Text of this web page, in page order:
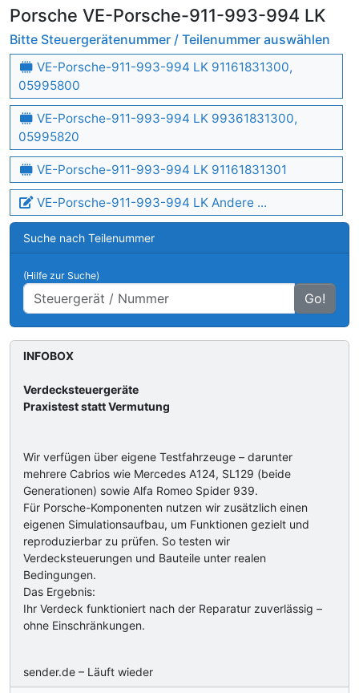
Porsche VE-Porsche-911-993-994 LK
Bitte Steuergerätenummer / Teilenummer auswählen
VE-Porsche-911-993-994 LK 91161831300,
05995800
VE-Porsche-911-993-994 LK 99361831300,
05995820
VE-Porsche-911-993-994 LK 91161831301
VE-Porsche-911-993-994 LK Andere ...
Suche nach Teilenummer
(Hilfe zur Suche)
Go!
INFOBOX
Verdecksteuergeräte
Praxistest statt Vermutung
Wir verfügen über eigene Testfahrzeuge – darunter
mehrere Cabrios wie Mercedes A124, SL129 (beide
Generationen) sowie Alfa Romeo Spider 939.
Für Porsche-Komponenten nutzen wir zusätzlich einen
eigenen Simulationsaufbau, um Funktionen gezielt und
reproduzierbar zu prüfen. So testen wir
Verdecksteuerungen und Bauteile unter realen
Bedingungen.
Das Ergebnis:
Ihr Verdeck funktioniert nach der Reparatur zuverlässig –
ohne Einschränkungen.
sender.de – Läuft wieder